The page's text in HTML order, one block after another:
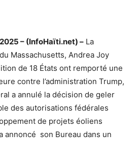
– (InfoHaïti.net) – La
Massachusetts, Andrea Joy
de 18 États ont remporté une
contre l’administration Trump,
a annulé la décision de geler
des autorisations fédérales
de projets éoliens
annoncé son Bureau dans un